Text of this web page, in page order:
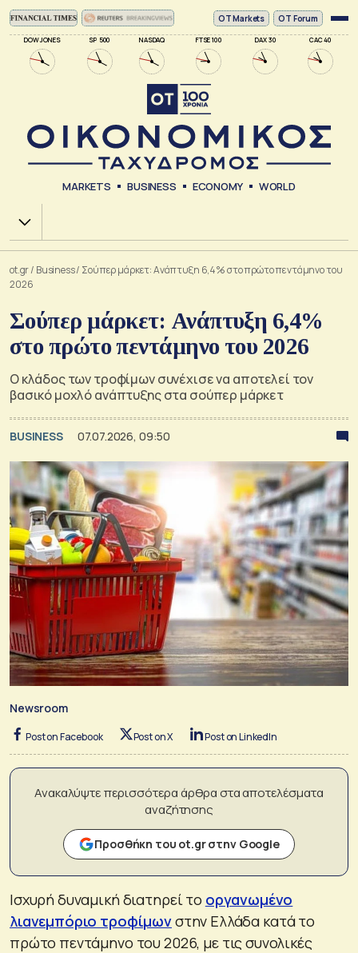
DOW JONES SP 500 NASDAQ FTSE 100 DAX 30 CAC 40
ΟΤ Markets OT Forum
MARKETS BUSINESS ECONOMY WORLD
Χ.Α.
ot.gr/ Business/ Σούπερ μάρκετ: Ανάπτυξη 6,4% στο πρώτο πεντάμηνο του
2026
Σούπερ μάρκετ: Ανάπτυξη 6,4%
στο πρώτο πεντάμηνο του 2026
Ο κλάδος των τροφίμων συνέχισε να αποτελεί τον
βασικό μοχλό ανάπτυξης στα σούπερ μάρκετ
BUSINESS 07.07.2026, 09:50
Newsroom
Post on Facebook Post on X Post on LinkedIn
Ανακαλύψτε περισσότερα άρθρα στα αποτελέσματα
αναζήτησης
Προσθήκη του ot.gr στην Google
Ισχυρή δυναμική διατηρεί το οργανωμένο
λιανεμπόριο τροφίμωνστην Ελλάδα κατά το
πρώτο πεντάμηνο του 2026, με τις συνολικές